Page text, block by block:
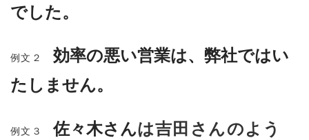
でした。
例文２ 効率の悪い営業は、弊社ではい
たしません。
例文３佐々木さんは吉田さんのよう